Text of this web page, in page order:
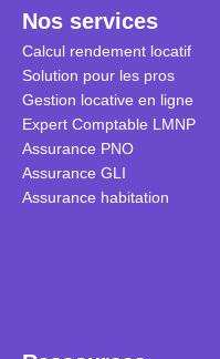
Nos services
Calcul rendement locatif
Solution pour les pros
Gestion locative en ligne
Expert Comptable LMNP
Assurance PNO
Assurance GLI
Assurance habitation